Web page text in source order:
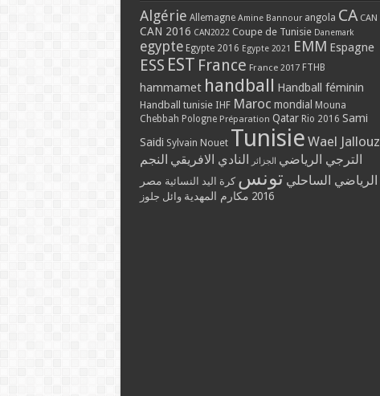
Algérie Allemagne Amine Bannour angola CA CAN
CAN 2016 CAN2022 Coupe de Tunisie Danemark
egypte Egypte 2016 Egypte 2021 EMM Espagne
ESS EST France France 2017 FTHB
hammamet handball Handball féminin
Handball tunisie IHF Maroc mondial Mouna
Chebbah Pologne Préparation Qatar Rio 2016 Sami
Saidi Sylvain Nouet Tunisie Wael Jallouz
الترجي الرياضي الجزائر النادي الافريقي النجم
الرياضي الساحلي تونس كرة اليد النسائية مصر
2016 مكارم المهدية وائل جلوز